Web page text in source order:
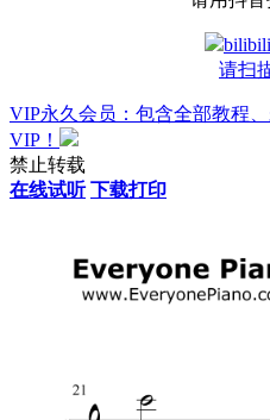
请扫
VIP永久会员：包含全部教程
VIP！
禁止转载
在线试听 下载打印